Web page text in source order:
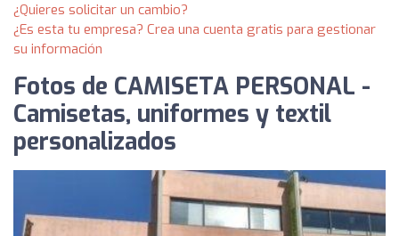
¿Quieres solicitar un cambio?
¿Es esta tu empresa? Crea una cuenta gratis para gestionar
su información
Fotos de CAMISETA PERSONAL -
Camisetas, uniformes y textil
personalizados